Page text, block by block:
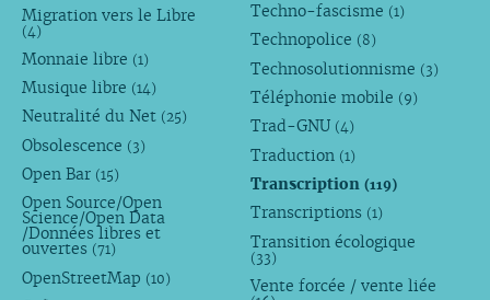
Migration vers le Libre
(4)
Monnaie libre (1)
Musique libre (14)
Neutralité du Net (25)
Obsolescence (3)
Open Bar (15)
Open Source/Open
Science/Open Data
/Données libres et
ouvertes (71)
OpenStreetMap (10)
Techno-fascisme (1)
Technopolice (8)
Technosolutionnisme (3)
Téléphonie mobile (9)
Trad-GNU (4)
Traduction (1)
Transcription(119)
Transcriptions (1)
Transition écologique
(33)
Vente forcée / vente liée